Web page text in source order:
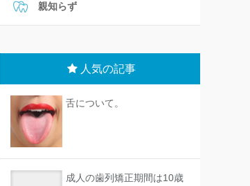
親知らず
人気の記事
舌について。
成人の歯列矯正期間は10歳